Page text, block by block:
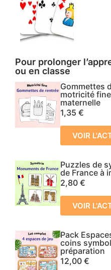
Pour prolonger
ou en classe
Gommettes
motricité
maternelle
1,35 €
VOIR
Puzzles de
de France à
2,80 €
VOIR
Pack
coins
préparation
12,00 €